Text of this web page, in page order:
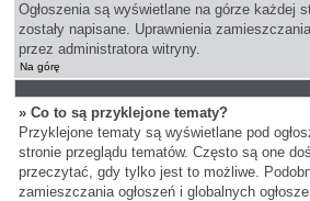
Ogłoszenia są wyświetlane na górze każdej
zostały napisane. Uprawnienia
przez administratora witryny.
Na górę
» Co to są przyklejone tematy?
Przyklejone tematy są wyświetlane pod
stronie przeglądu tematów. Często są one
przeczytać, gdy tylko jest to możliwe.
zamieszczania ogłoszeń i globalnych